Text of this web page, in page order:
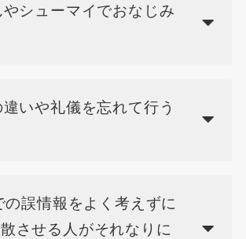
シューマイでおなじみ
いや礼儀を忘れて行う
誤情報をよく考えずに
散させる人がそれなりに